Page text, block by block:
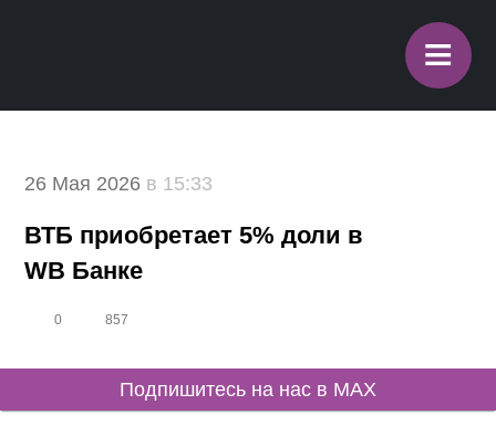
≡
26 Мая 2026 в 15:33
ВТБ приобретает 5% доли в
WB Банке
0 857
Подпишитесь на нас в MAX